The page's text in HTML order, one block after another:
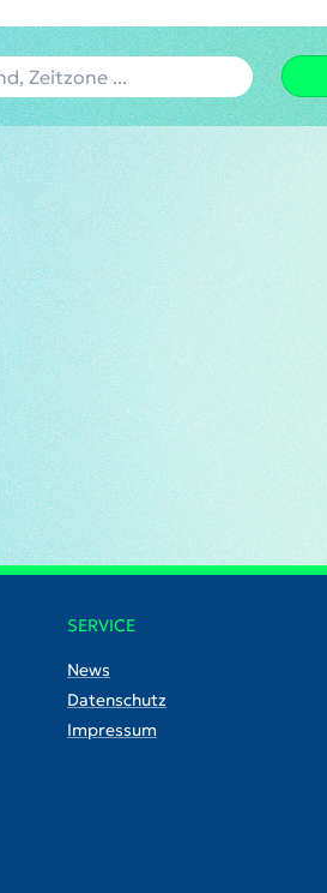
SERVICE
News
Datenschutz
Impressum